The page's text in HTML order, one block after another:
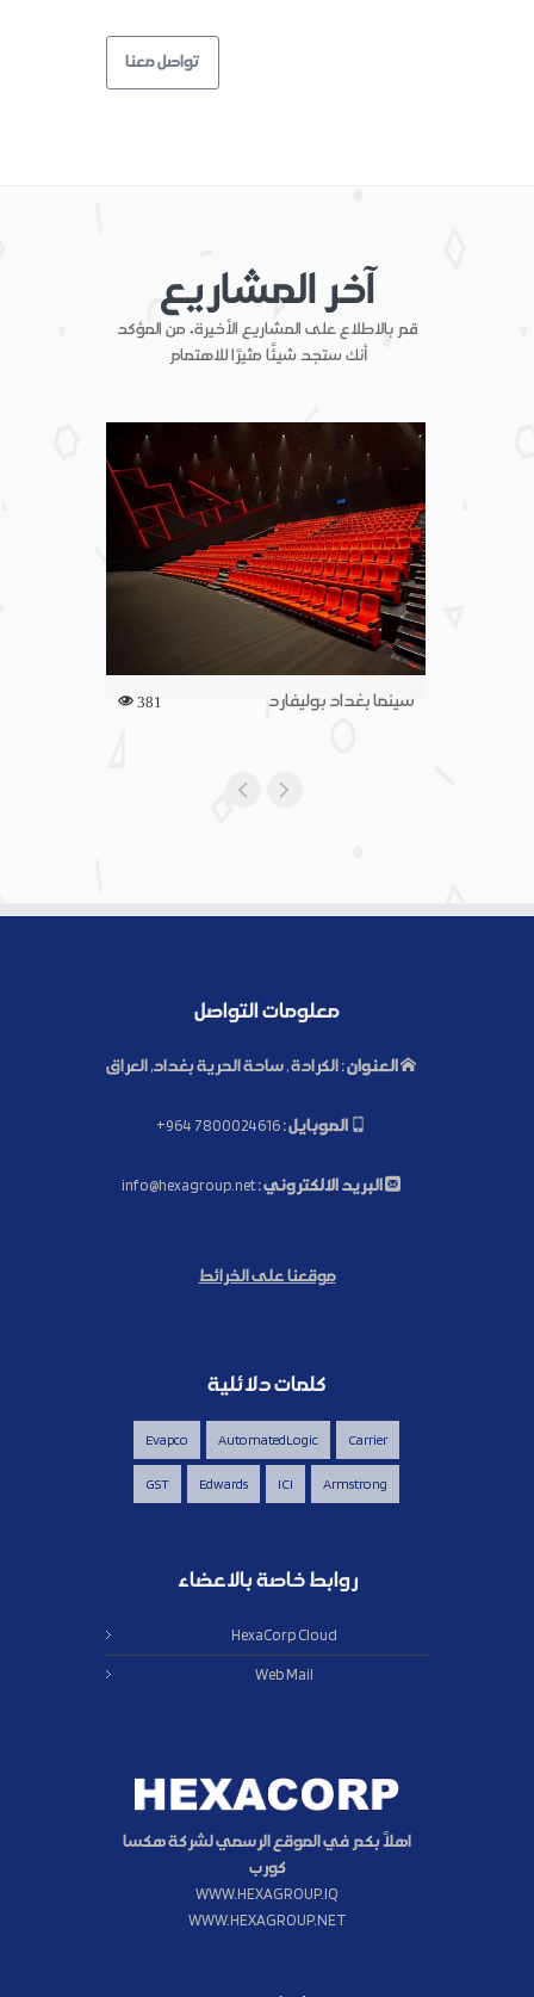
تواصل معنا
آخر المشاريع
قم بالاطلاع على المشاريع الأخيرة، من المؤكد
أنك ستجد شيئًا مثيرًا للاهتمام.
381 سينما بغداد بوليفارد
معلومات التواصل
العنوان : الكرادة , ساحة الحرية بغداد, العراق
الموبايل : +964 7800024616
البريد الالكتروني :info@hexagroup.net
موقعنا على الخرائط
كلمات دلائلية
Carrier
AutomatedLogic
Evapco
Armstrong
ICI
Edwards
GST
روابط خاصة بالاعضاء
HexaCorp Cloud
Web Mail
اهلاً بكم في الموقع الرسمي لشركة هكسا
كورب
WWW.HEXAGROUP.IQ
WWW.HEXAGROUP.NET